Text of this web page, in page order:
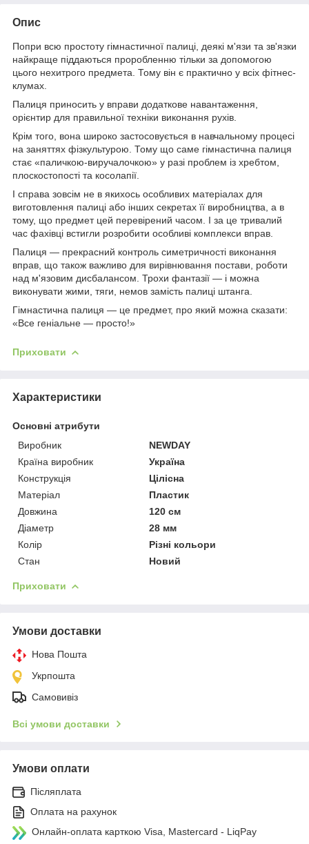
Опис
Попри всю простоту гімнастичної палиці, деякі м'язи та зв'язки
найкраще піддаються проробленню тільки за допомогою
цього нехитрого предмета. Тому він є практично у всіх фітнес-
клумах.
Палиця приносить у вправи додаткове навантаження,
орієнтир для правильної техніки виконання рухів.
Крім того, вона широко застосовується в навчальному процесі
на заняттях фізкультурою. Тому що саме гімнастична палиця
стає «паличкою-виручалочкою» у разі проблем із хребтом,
плоскостопості та косолапії.
І справа зовсім не в якихось особливих матеріалах для
виготовлення палиці або інших секретах її виробництва, а в
тому, що предмет цей перевірений часом. І за це тривалий
час фахівці встигли розробити особливі комплекси вправ.
Палиця — прекрасний контроль симетричності виконання
вправ, що також важливо для вирівнювання постави, роботи
над м'язовим дисбалансом. Трохи фантазії — і можна
виконувати жими, тяги, немов замість палиці штанга.
Гімнастична палиця — це предмет, про який можна сказати:
«Все геніальне — просто!»
Приховати
Характеристики
Основні атрибути
Виробник
NEWDAY
Країна виробник
Україна
Конструкція
Цілісна
Матеріал
Пластик
Довжина
120 см
Діаметр
28 мм
Колір
Різні кольори
Стан
Новий
Приховати
Умови доставки
Нова Пошта
Укрпошта
Самовивіз
Всі умови доставки
Умови оплати
Післяплата
Оплата на рахунок
Онлайн-оплата карткою Visa, Mastercard - LiqPay